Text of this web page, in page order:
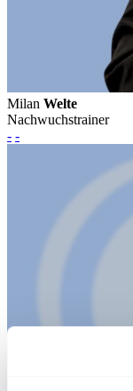
Milan Welte
Nachwuchstrainer
- -